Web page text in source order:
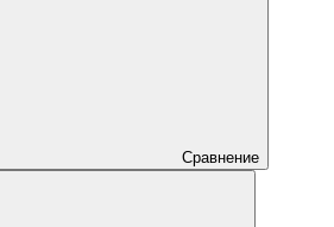
Сравнение